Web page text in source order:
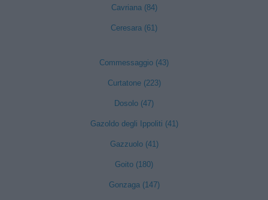
Cavriana (84)
Ceresara (61)
Commessaggio (43)
Curtatone (223)
Dosolo (47)
Gazoldo degli Ippoliti (41)
Gazzuolo (41)
Goito (180)
Gonzaga (147)